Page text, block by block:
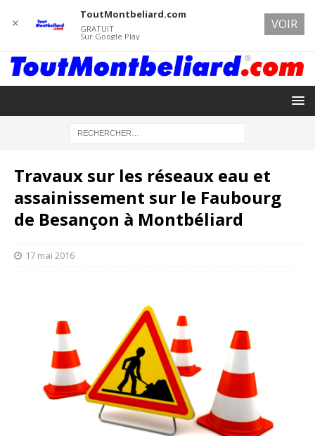
Travaux sur les réseaux eau et
assainissement sur le Faubourg
de Besançon à Montbéliard
17 mai 2016
✕
ToutMontbeliard.com
GRATUIT
Sur Google Play
VOIR